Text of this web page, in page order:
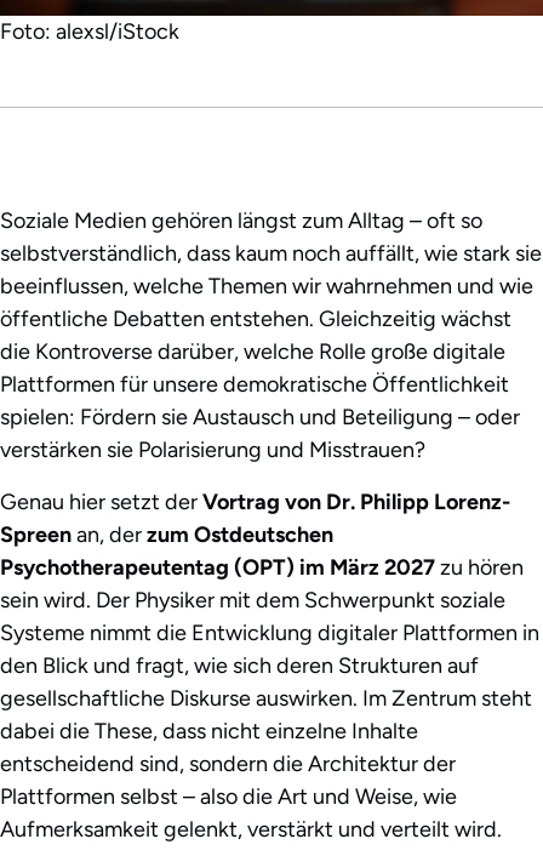
Foto: alexsl/iStock
Soziale Medien gehören längst zum Alltag – oft so
selbstverständlich, dass kaum noch auffällt, wie stark sie
beeinflussen, welche Themen wir wahrnehmen und wie
öffentliche Debatten entstehen. Gleichzeitig wächst
die Kontroverse darüber, welche Rolle große digitale
Plattformen für unsere demokratische Öffentlichkeit
spielen: Fördern sie Austausch und Beteiligung – oder
verstärken sie Polarisierung und Misstrauen?
Genau hier setzt derVortrag von Dr. Philipp Lorenz-
Spreenan, derzum Ostdeutschen
Psychotherapeutentag (OPT) im März 2027zu hören
sein wird. Der Physiker mit dem Schwerpunkt soziale
Systeme nimmt die Entwicklung digitaler Plattformen in
den Blick und fragt, wie sich deren Strukturen auf
gesellschaftliche Diskurse auswirken. Im Zentrum steht
dabei die These, dass nicht einzelne Inhalte
entscheidend sind, sondern die Architektur der
Plattformen selbst – also die Art und Weise, wie
Aufmerksamkeit gelenkt, verstärkt und verteilt wird.